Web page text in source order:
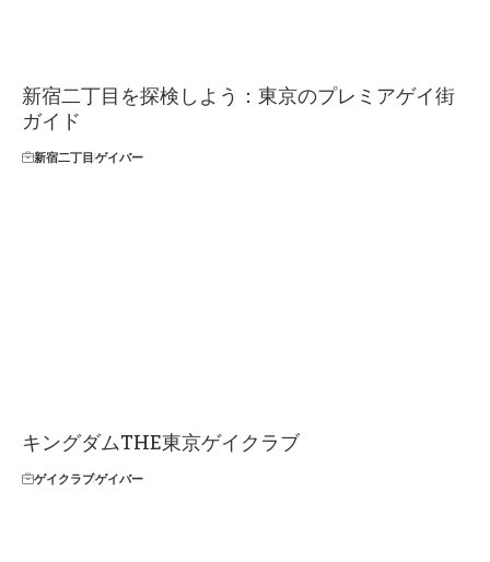
新宿二丁目を探検しよう：東京のプレミアゲイ街
ガイド
新宿二丁目ゲイバー
キングダムTHE東京ゲイクラブ
ゲイクラブゲイバー